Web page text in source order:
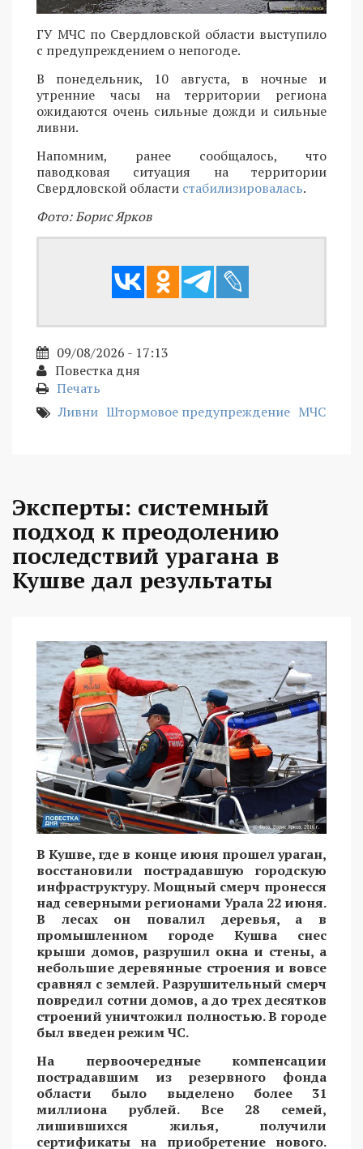
ГУ МЧС по Свердловской области выступило
с предупреждением о непогоде.
В понедельник, 10 августа, в ночные и
утренние часы на территории региона
ожидаются очень сильные дожди и сильные
ливни.
Напомним, ранее сообщалось, что
паводковая ситуация на территории
Свердловской области стабилизировалась.
Фото: Борис Ярков
09/08/2026 - 17:13
Повестка дня
Печать
Ливни Штормовое предупреждение МЧС
Эксперты: системный
подход к преодолению
последствий урагана в
Кушве дал результаты
В Кушве, где в конце июня прошел ураган,
восстановили пострадавшую городскую
инфраструктуру. Мощный смерч пронесся
над северными регионами Урала 22 июня.
В лесах он повалил деревья, а в
промышленном городе Кушва снес
крыши домов, разрушил окна и стены, а
небольшие деревянные строения и вовсе
сравнял с землей. Разрушительный смерч
повредил сотни домов, а до трех десятков
строений уничтожил полностью. В городе
был введен режим ЧС.
На первоочередные компенсации
пострадавшим из резервного фонда
области было выделено более 31
миллиона рублей. Все 28 семей,
лишившихся жилья, получили
сертификаты на приобретение нового.